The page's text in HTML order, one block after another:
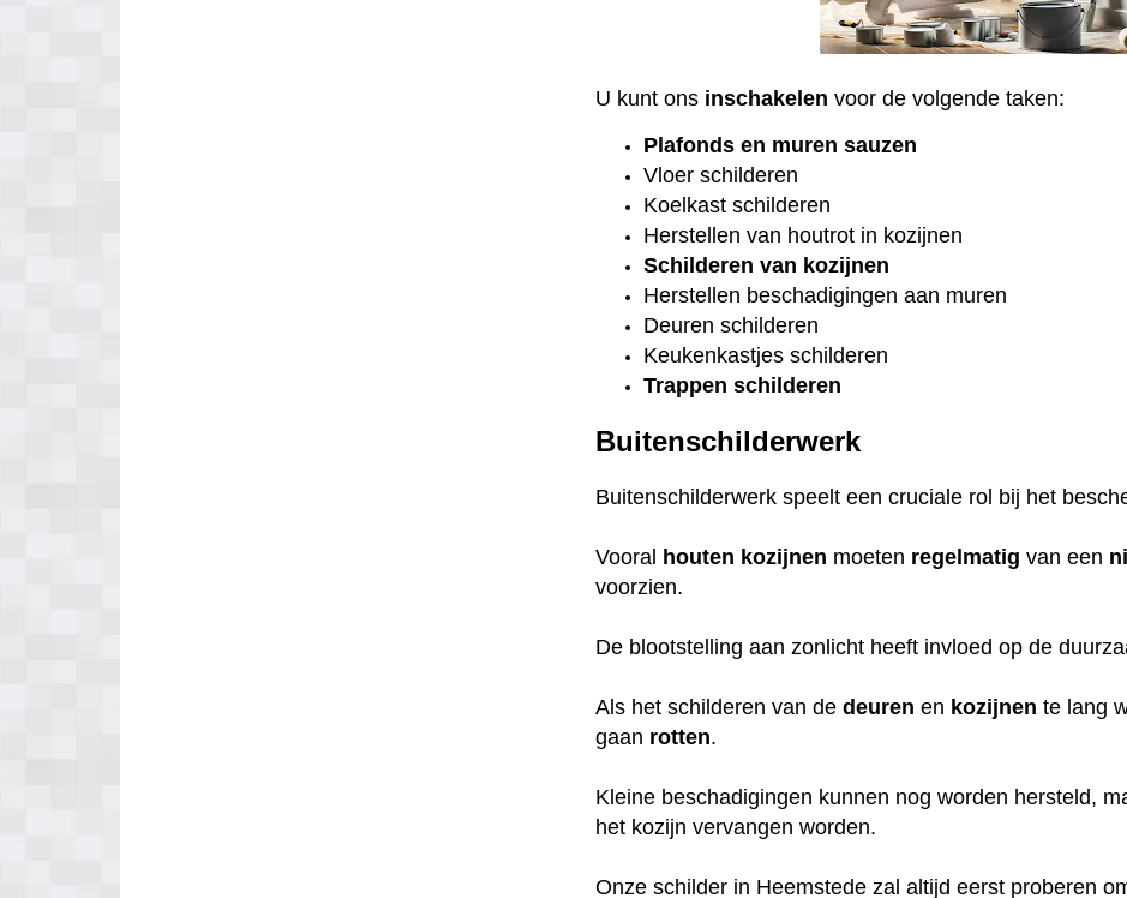
U kunt ons inschakelen voor de volgende taken:
Plafonds en muren sauzen
Vloer schilderen
Koelkast schilderen
Herstellen van houtrot in kozijnen
Schilderen van kozijnen
Herstellen beschadigingen aan muren
Deuren schilderen
Keukenkastjes schilderen
Trappen schilderen
Buitenschilderwerk
Buitenschilderwerk speelt een cruciale rol bij het
Vooral houten kozijnen moeten regelmatig van een
voorzien.
De blootstelling aan zonlicht heeft invloed op de
Als het schilderen van dedeuren en kozijnen te lang
gaan rotten.
Kleine beschadigingen kunnen nog worden hersteld,
het kozijn vervangen worden.
Onze schilder in Heemstede zal altijd eerst proberen